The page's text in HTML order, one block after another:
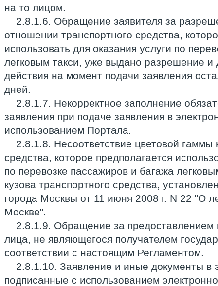
на то лицом.
2.8.1.6. Обращение заявителя за
отношении транспортного средства,
использовать для оказания услуги по
легковым такси, уже выдано разрешение и
действия на момент подачи заявления
дней.
2.8.1.7. Некорректное заполнение
заявления при подаче заявления в
использованием Портала.
2.8.1.8. Несоответствие цветовой гаммы
средства, которое предполагается
по перевозке пассажиров и багажа
кузова транспортного средства,
города Москвы от 11 июня 2008 г. N 22 "О
Москве".
2.8.1.9. Обращение за предоставлением
лица, не являющегося получателем
соответствии с настоящим Регламентом.
2.8.1.10. Заявление и иные документы в
подписанные с использованием